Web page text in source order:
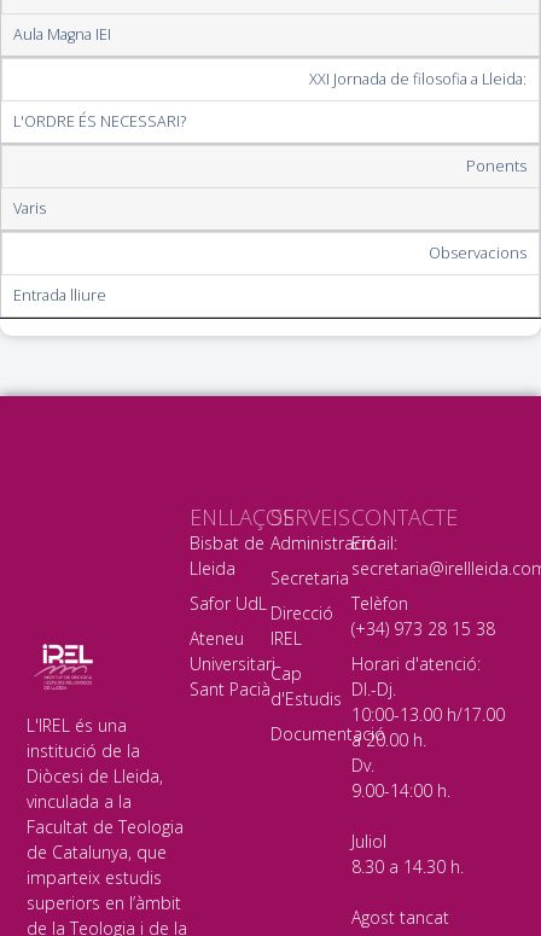
Aula Magna IEI
XXI Jornada de filosofia a Lleida:
L'ORDRE ÉS NECESSARI?
Ponents
Varis
Observacions
Entrada lliure
L'IREL és una
institució de la
Diòcesi de Lleida,
vinculada a la
Facultat de Teologia
de Catalunya, que
imparteix estudis
superiors en l’àmbit
de la Teologia i de la
SERVEIS
Administració
Secretaria
Direcció
IREL
Cap
d'Estudis
Documentació
ENLLAÇOS
Bisbat de
Lleida
Safor UdL
Ateneu
Universitari
Sant Pacià
CONTACTE
Email:
Telèfon
(+34) 973 28 15 38
Horari d'atenció:
Dl.-Dj.
10:00-13.00 h/17.00
a 20.00 h.
Dv.
9.00-14:00 h.
Juliol
8.30 a 14.30 h.
Agost tancat